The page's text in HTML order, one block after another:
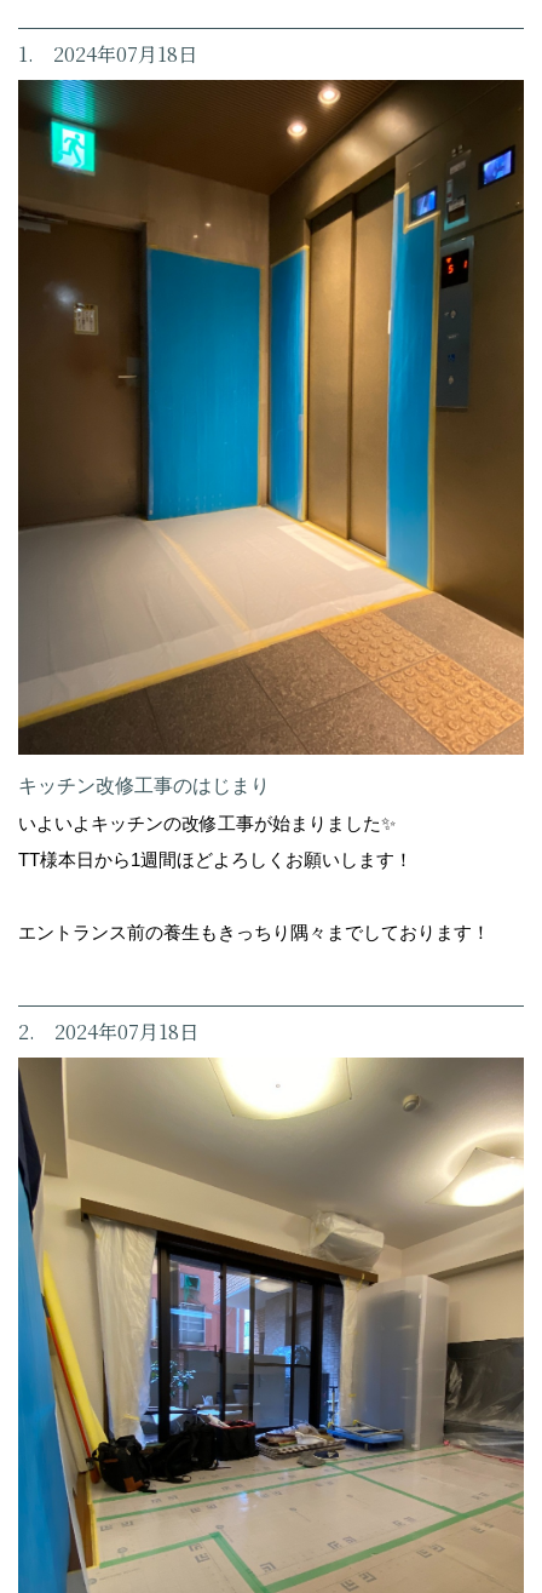
1. 2024年07月18日
キッチン改修工事のはじまり
いよいよキッチンの改修工事が始まりました✨
TT様本日から1週間ほどよろしくお願いします！
エントランス前の養生もきっちり隅々までしております！
2. 2024年07月18日